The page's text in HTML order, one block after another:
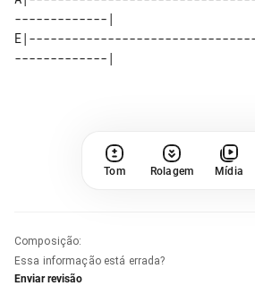
-------------|
Tom Rolagem Mídia
Composição:
Essa informação está errada?
Enviar revisão